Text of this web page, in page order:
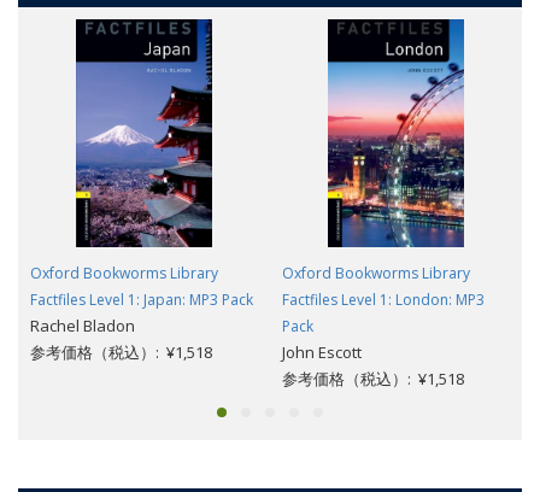
Oxford Bookworms Library
Factfiles Level 1: Japan: MP3 Pack
Rachel Bladon
参考価格（税込）: ¥1,518
Oxford Bookworms Library
Factfiles Level 1: London: MP3
Pack
John Escott
参考価格（税込）: ¥1,518